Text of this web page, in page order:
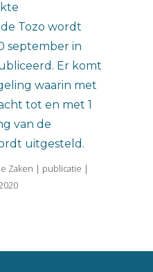
Tozo wordt
september in
Er komt
waarin met
tot en met 1
van de
uitgesteld.
Zaken | publicatie |